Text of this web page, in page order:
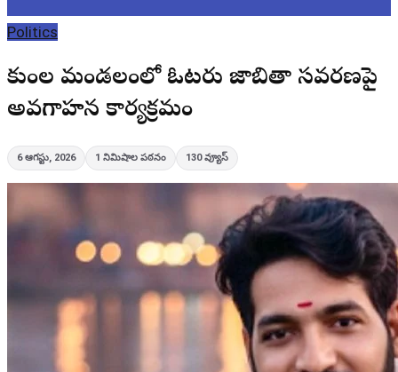
Politics
కుంటాల మండలంలో ఓటరు జాబితా సవరణపై
అవగాహన కార్యక్రమం
6 ఆగస్టు, 2026 1 నిమిషాల పఠనం 130 వ్యూస్